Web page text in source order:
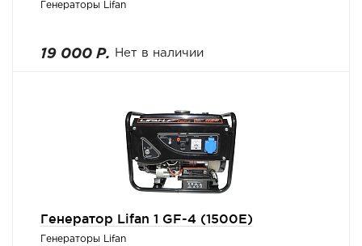
Генераторы Lifan
19 000 Р. Нет в наличии
Генератор Lifan 1 GF-4 (1500E)
Генераторы Lifan